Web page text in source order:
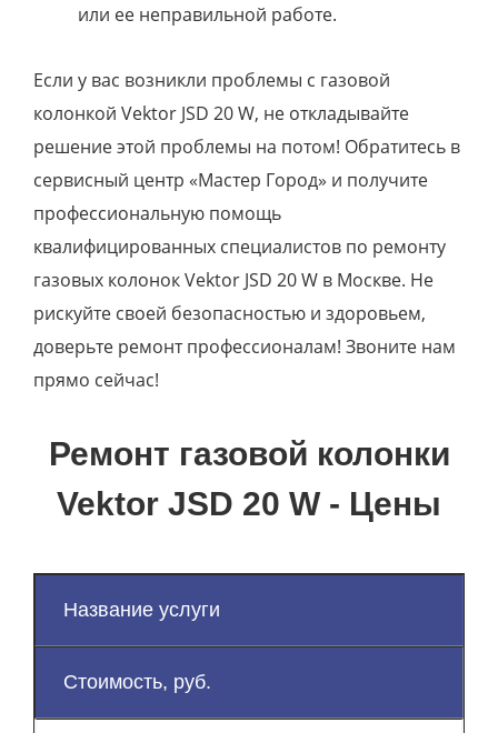
или ее неправильной работе.
Если у вас возникли проблемы с газовой
колонкой Vektor JSD 20 W, не откладывайте
решение этой проблемы на потом! Обратитесь в
сервисный центр «Мастер Город» и получите
профессиональную помощь
квалифицированных специалистов по ремонту
газовых колонок Vektor JSD 20 W в Москве. Не
рискуйте своей безопасностью и здоровьем,
доверьте ремонт профессионалам! Звоните нам
прямо сейчас!
Ремонт газовой колонки
Vektor JSD 20 W - Цены
Название услуги
Стоимость, руб.